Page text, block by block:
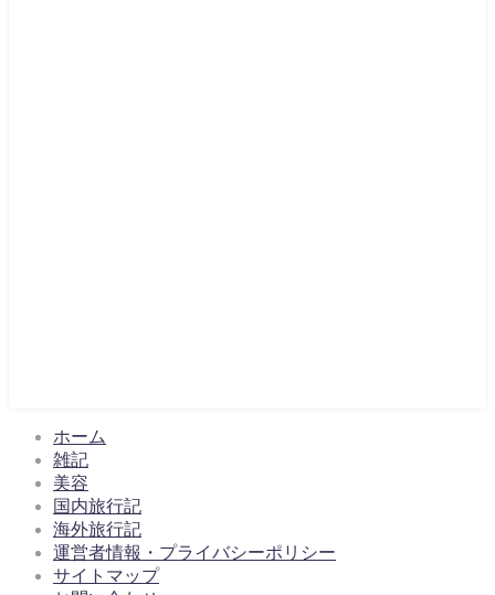
ホーム
雑記
美容
国内旅行記
海外旅行記
運営者情報・プライバシーポリシー
サイトマップ